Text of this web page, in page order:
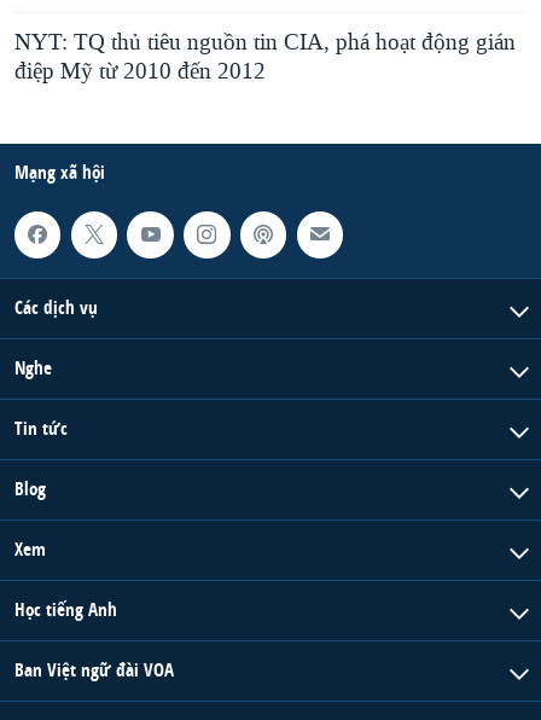
NYT: TQ thủ tiêu nguồn tin CIA, phá hoạt động gián
điệp Mỹ từ 2010 đến 2012
Mạng xã hội
Các dịch vụ
Nghe
Tin tức
Blog
Xem
Học tiếng Anh
Ban Việt ngữ đài VOA